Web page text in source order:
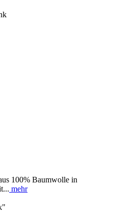
100% Baumwolle in
mehr